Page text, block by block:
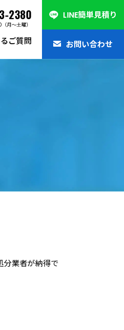
2380
月～土曜）
ご質問
LINE簡単見積り
お問い合わせ
分業者が納得で